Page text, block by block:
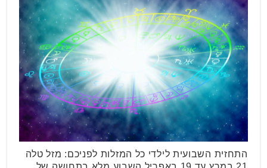
התחזית השבועית לילדי כל המזלות לפניכם: מזל טלה